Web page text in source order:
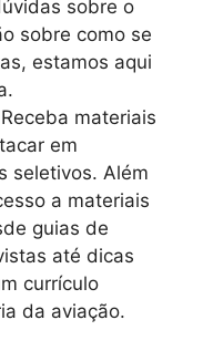
sobre o
sobre como se
estamos aqui
Receba materiais
em
seletivos. Além
a materiais
guias de
até dicas
currículo
da aviação.